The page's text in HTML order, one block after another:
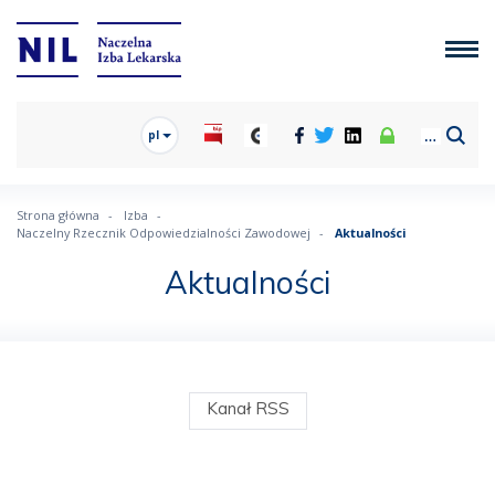
pl
Strona główna
Izba
Naczelny Rzecznik Odpowiedzialności Zawodowej
Aktualności
Aktualności
Kanał RSS